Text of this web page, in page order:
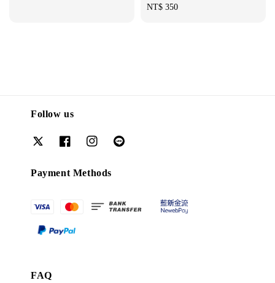
Regular
NT$ 350
Follow us
Payment Methods
FAQ